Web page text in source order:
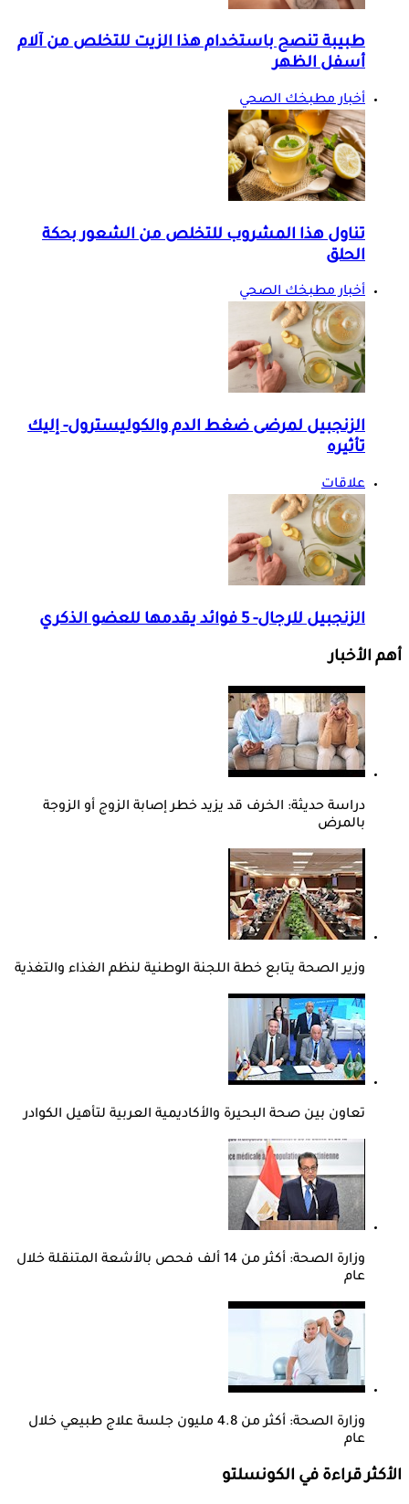
طبيبة تنصح باستخدام هذا الزيت للتخلص من آلام
أسفل الظهر
أخبار مطبخك الصحي
تناول هذا المشروب للتخلص من الشعور بحكة
الحلق
أخبار مطبخك الصحي
الزنجبيل لمرضى ضغط الدم والكوليسترول- إليك
تأثيره
علاقات
الزنجبيل للرجال- 5 فوائد يقدمها للعضو الذكري
أهم الأخبار
دراسة حديثة: الخرف قد يزيد خطر إصابة الزوج أو الزوجة
بالمرض
وزير الصحة يتابع خطة اللجنة الوطنية لنظم الغذاء والتغذية
تعاون بين صحة البحيرة والأكاديمية العربية لتأهيل الكوادر
وزارة الصحة: أكثر من 14 ألف فحص بالأشعة المتنقلة خلال
عام
وزارة الصحة: أكثر من 4.8 مليون جلسة علاج طبيعي خلال
عام
الأكثر قراءة في الكونسلتو